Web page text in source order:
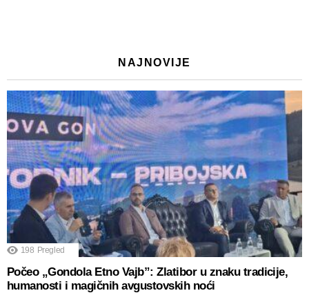
NAJNOVIJE
198 Pregled
Počeo „Gondola Etno Vajb”: Zlatibor u znaku tradicije,
humanosti i magičnih avgustovskih noći